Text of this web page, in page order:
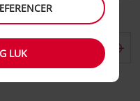
LUK